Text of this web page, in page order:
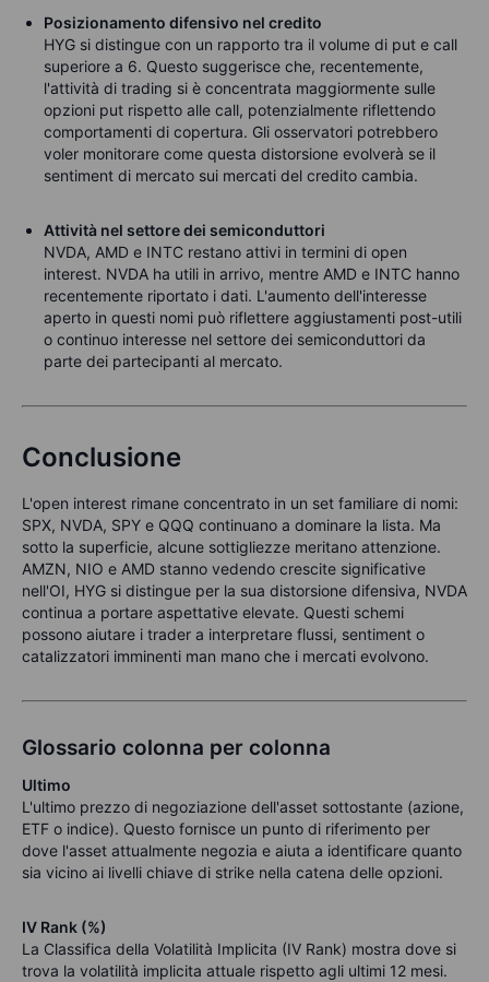
Posizionamento difensivo nel credito
HYG si distingue con un rapporto tra il volume di put e call
superiore a 6. Questo suggerisce che, recentemente,
l'attività di trading si è concentrata maggiormente sulle
opzioni put rispetto alle call, potenzialmente riflettendo
comportamenti di copertura. Gli osservatori potrebbero
voler monitorare come questa distorsione evolverà se il
sentiment di mercato sui mercati del credito cambia.
Attività nel settore dei semiconduttori
NVDA, AMD e INTC restano attivi in termini di open
interest. NVDA ha utili in arrivo, mentre AMD e INTC hanno
recentemente riportato i dati. L'aumento dell'interesse
aperto in questi nomi può riflettere aggiustamenti post-utili
o continuo interesse nel settore dei semiconduttori da
parte dei partecipanti al mercato.
Conclusione
L'open interest rimane concentrato in un set familiare di nomi:
SPX, NVDA, SPY e QQQ continuano a dominare la lista. Ma
sotto la superficie, alcune sottigliezze meritano attenzione.
AMZN, NIO e AMD stanno vedendo crescite significative
nell'OI, HYG si distingue per la sua distorsione difensiva, NVDA
continua a portare aspettative elevate. Questi schemi
possono aiutare i trader a interpretare flussi, sentiment o
catalizzatori imminenti man mano che i mercati evolvono.
Glossario colonna per colonna
Ultimo
L'ultimo prezzo di negoziazione dell'asset sottostante (azione,
ETF o indice). Questo fornisce un punto di riferimento per
dove l'asset attualmente negozia e aiuta a identificare quanto
sia vicino ai livelli chiave di strike nella catena delle opzioni.
IV Rank (%)
La Classifica della Volatilità Implicita (IV Rank) mostra dove si
trova la volatilità implicita attuale rispetto agli ultimi 12 mesi.